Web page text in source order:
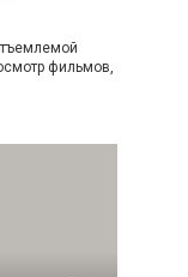
фильмов,